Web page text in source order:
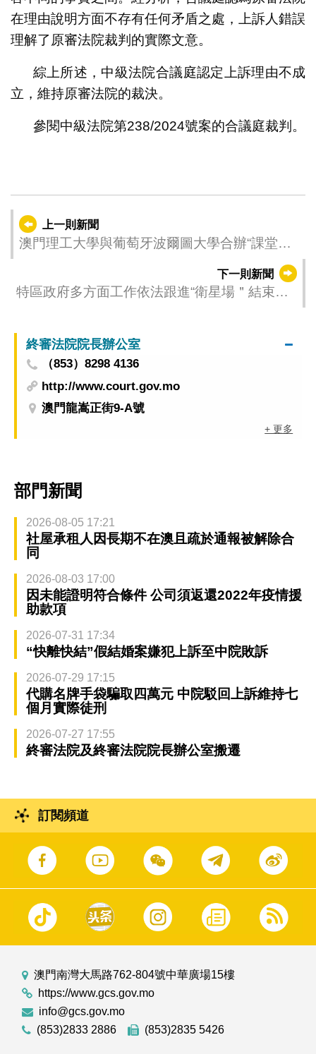
在理由說明方面不存有任何矛盾之處，上訴人錯誤
理解了原審法院裁判的實際文意。
綜上所述，中級法院合議庭認定上訴理由不成
立，維持原審法院的裁決。
參閱中級法院第238/2024號案的合議庭裁判。
上一則新聞
澳門理工大學與葡萄牙波爾圖大學合辦“課堂上
下一則新聞
特區政府多方面工作依法跟進“衛星場＂結束營
終審法院院長辦公室
（853）8298 4136
http://www.court.gov.mo
澳門龍嵩正街9-A號
+ 更多
部門新聞
2026-08-05 17:21
社屋承租人因長期不在澳且疏於通報被解除合
同
2026-08-03 17:00
因未能證明符合條件 公司須返還2022年疫情援
助款項
2026-07-31 17:34
“快離快結”假結婚案嫌犯上訴至中院敗訴
2026-07-29 17:15
代購名牌手袋騙取四萬元 中院駁回上訴維持七
個月實際徒刑
2026-07-27 17:55
終審法院及終審法院院長辦公室搬遷
訂閱頻道
澳門南灣大馬路762-804號中華廣場15樓
https://www.gcs.gov.mo
info@gcs.gov.mo
(853)2833 2886
(853)2835 5426